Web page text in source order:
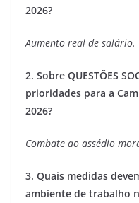
2026?
Aumento real de salário.
2. Sobre QUESTÕES
prioridades para a
2026?
Combate ao assédio
3. Quais medidas
ambiente de trabalho